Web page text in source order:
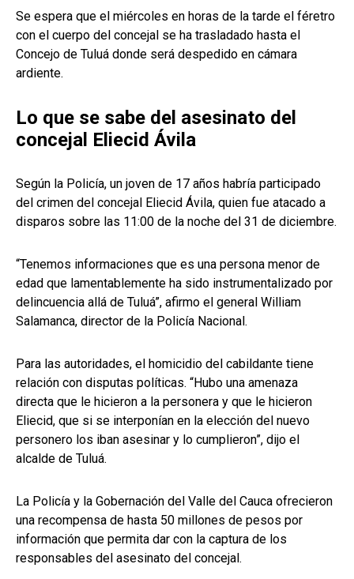
Se espera que el miércoles en horas de la tarde el féretro
con el cuerpo del concejal se ha trasladado hasta el
Concejo de Tuluá donde será despedido en cámara
ardiente.
Lo que se sabe del asesinato del
concejal Eliecid Ávila
Según la Policía, un joven de 17 años habría participado
del crimen del concejal Eliecid Ávila, quien fue atacado a
disparos sobre las 11:00 de la noche del 31 de diciembre.
“Tenemos informaciones que es una persona menor de
edad que lamentablemente ha sido instrumentalizado por
delincuencia allá de Tuluá”, afirmo el general William
Salamanca, director de la Policía Nacional.
Para las autoridades, el homicidio del cabildante tiene
relación con disputas políticas. “Hubo una amenaza
directa que le hicieron a la personera y que le hicieron
Eliecid, que si se interponían en la elección del nuevo
personero los iban asesinar y lo cumplieron”, dijo el
alcalde de Tuluá.
La Policía y la Gobernación del Valle del Cauca ofrecieron
una recompensa de hasta 50 millones de pesos por
información que permita dar con la captura de los
responsables del asesinato del concejal.